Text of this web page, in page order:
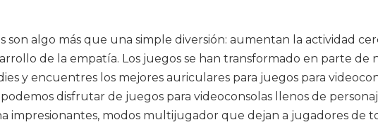
son algo más que una simple diversión: aumentan la actividad
de la empatía. Los juegos se han transformado en parte de
y encuentres los mejores auriculares para juegos para
disfrutar de juegos para videoconsolas llenos de
impresionantes, modos multijugador que dejan a jugadores de